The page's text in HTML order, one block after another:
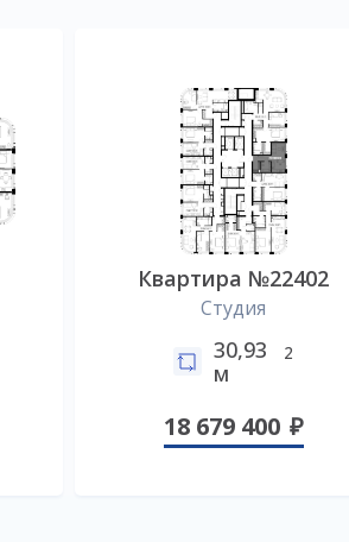
Квартира №22402
Студия
30,93
м
2
18 679 400